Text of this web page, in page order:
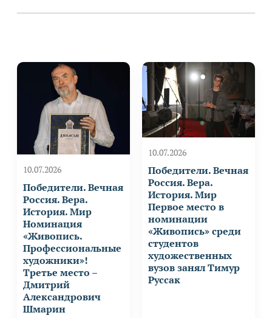
10.07.2026
Победители. Вечная
Россия. Вера.
История. Мир
Номинация
«Живопись.
Профессиональные
художники»!
Третье место –
Дмитрий
Александрович
Шмарин
10.07.2026
Победители. Вечная
Россия. Вера.
История. Мир
Первое место в
номинации
«Живопись» среди
студентов
художественных
вузов занял Тимур
Руссак